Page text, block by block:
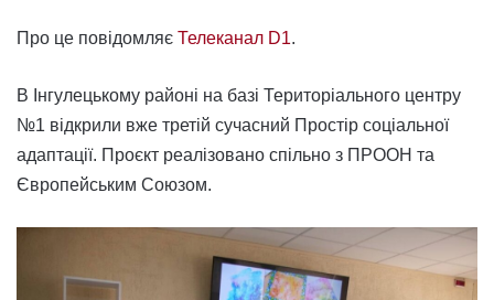
Про це повідомляє Телеканал D1.
В Інгулецькому районі на базі Територіального центру
№1 відкрили вже третій сучасний Простір соціальної
адаптації. Проєкт реалізовано спільно з ПРООН та
Європейським Союзом.